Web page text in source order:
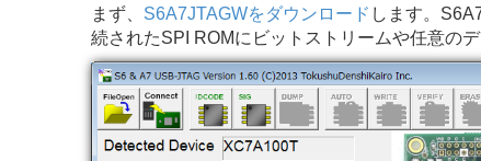
まず、 S6A7JTAGWをダウンロード します。
続されたSPI ROMにビットストリームや任意の